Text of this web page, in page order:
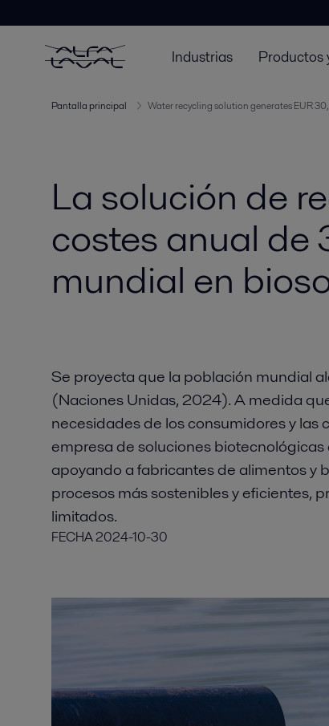
Industrias Productos
Pantalla principal Water recycling solution generates EUR
La solución de
costes anual
mundial en
Se proyecta que la población mundial
(Naciones Unidas, 2024). A medida
necesidades de los consumidores y
empresa de soluciones
apoyando a fabricantes de alimentos y
procesos más sostenibles y eficientes,
limitados.
FECHA2024-10-30